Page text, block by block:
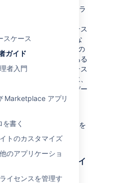
スケース
ガイド
者入門
Marketplace アプリ
書く
トのカスタマイズ
のアプリケーショ
イセンスを管理す
くは、Confluence の "ラ
する本番インスタンス
テストなどに使用するテス
しています。このような
スタンスが Confluence の
行していることはよくある
メントでは、本番用とテス
なる可能性がある場合に、
テストインスタンスにデー
ついて説明します。
て進める前に、
レードする通常の手順
を
にしてください。
スト用 Confluence イ
デート